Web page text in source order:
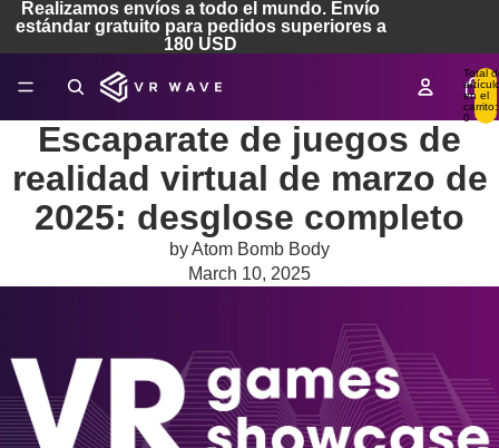
Realizamos envíos a todo el mundo. Envío
estándar gratuito para pedidos superiores a
180 USD
Total
en el
carrito:
0
Escaparate de juegos de
realidad virtual de marzo de
2025: desglose completo
by Atom Bomb Body
March 10, 2025